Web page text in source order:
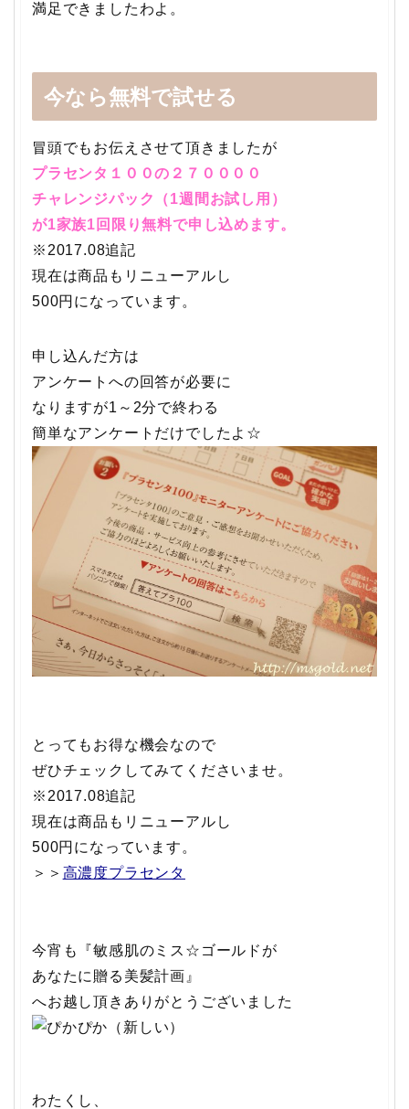
満足できましたわよ。
今なら無料で試せる
冒頭でもお伝えさせて頂きましたが
プラセンタ１００の２７００００
チャレンジパック（1週間お試し用）
が1家族1回限り無料で申し込めます。
※2017.08追記
現在は商品もリニューアルし
500円になっています。
申し込んだ方は
アンケートへの回答が必要に
なりますが1～2分で終わる
簡単なアンケートだけでしたよ☆
とってもお得な機会なので
ぜひチェックしてみてくださいませ。
※2017.08追記
現在は商品もリニューアルし
500円になっています。
＞＞ 高濃度プラセンタ
今宵も『敏感肌のミス☆ゴールドが
あなたに贈る美髪計画』
へお越し頂きありがとうございました
わたくし、